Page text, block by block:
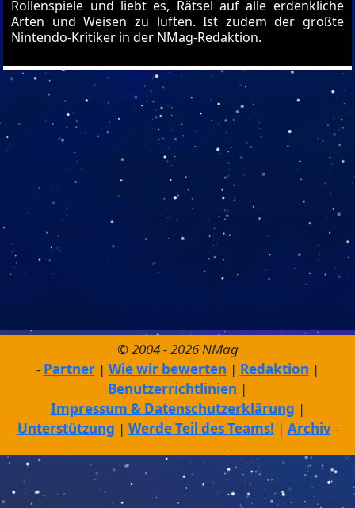
Rollenspiele und liebt es, Rätsel auf alle erdenkliche
Arten und Weisen zu lüften. Ist zudem der größte
Nintendo-Kritiker in der NMag-Redaktion.
© 2004 - 2026 NMag
Partner
Wie wir bewerten
Redaktion
Benutzerrichtlinien
Impressum & Datenschutzerklärung
Unterstützung
Werde Teil des Teams! Archiv